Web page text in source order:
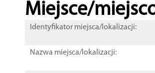
Miejsce/
Identyfikator miejsca/lokalizacji:
Nazwa miejsca/lokalizacji: